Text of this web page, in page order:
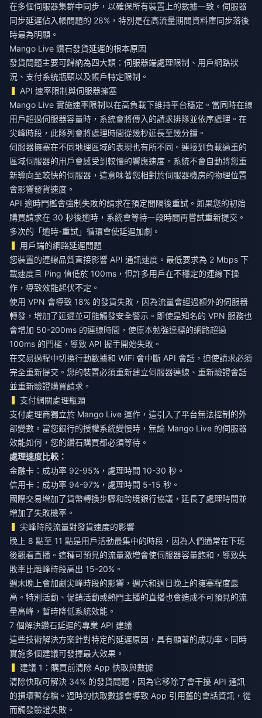
在多個伺服器集群中同步，以確保所有裝置上的數據一致。伺服器
同步延遲佔入帳問題的 28%，特別是在高流量期間資料庫同步落後
時最為明顯。
Mango Live 鑽石發貨延遲的根本原因
發貨問題主要可歸納為四大類：伺服器端處理限制、用戶網路狀
況、支付系統瓶頸以及帳戶特定限制。
API 速率限制與伺服器擁塞
Mango Live 實施速率限制以在高負載下維持平台穩定。當同時在線
用戶超過伺服器容量時，系統會將傳入的請求排隊並依序處理。在
尖峰時段，此隊列會將處理時間從幾秒延長至幾分鐘。
伺服器擁塞在不同地理區域的表現也有所不同。連接到負載過重的
區域伺服器的用戶會感受到較慢的響應速度。系統不會自動將您重
新導向至較快的伺服器，這意味著您相對於伺服器機房的物理位置
會影響發貨速度。
API 逾時門檻會強制失敗的請求在預定間隔後重試。如果您的初始
購買請求在 30 秒後逾時，系統會等待一段時間再嘗試重新提交。
多次的「逾時-重試」循環會使延遲加劇。
用戶端的網路延遲問題
您裝置的連線品質直接影響 API 通訊速度。最低要求為 2 Mbps 下
載速度且 Ping 值低於 100ms，但許多用戶在不穩定的連線下操
作，導致效能起伏不定。
使用 VPN 會導致 18% 的發貨失敗，因為流量會經過額外的伺服器
轉發，增加了延遲並可能觸發安全警示。即使是知名的 VPN 服務也
會增加 50-200ms 的連線時間，使原本勉強達標的網路超過
100ms 的門檻，導致 API 握手開始失敗。
在交易過程中切換行動數據和 WiFi 會中斷 API 會話，迫使請求必須
完全重新提交。您的裝置必須重新建立伺服器連線、重新驗證會話
並重新驗證購買請求。
支付網關處理瓶頸
支付處理商獨立於 Mango Live 運作，這引入了平台無法控制的外
部變數。當您銀行的授權系統變慢時，無論 Mango Live 的伺服器
效能如何，您的鑽石購買都必須等待。
處理速度比較：
金融卡：成功率 92-95%，處理時間 10-30 秒。
信用卡：成功率 94-97%，處理時間 5-15 秒。
國際交易增加了貨幣轉換步驟和跨境銀行協議，延長了處理時間並
增加了失敗機率。
尖峰時段流量對發貨速度的影響
晚上 8 點至 11 點是用戶活動最集中的時段，因為人們通常在下班
後觀看直播。這種可預見的流量激增會使伺服器容量飽和，導致失
敗率比離峰時段高出 15-20%。
週末晚上會加劇尖峰時段的影響，週六和週日晚上的擁塞程度最
高。特別活動、促銷活動或熱門主播的直播也會造成不可預見的流
量高峰，暫時降低系統效能。
7 個解決鑽石延遲的專業 API 建議
這些技術解決方案針對特定的延遲原因，具有顯著的成功率。同時
實施多個建議可發揮最大效果。
建議 1：購買前清除 App 快取與數據
清除快取可解決 34% 的發貨問題，因為它移除了會干擾 API 通訊
的損壞暫存檔。過時的快取數據會導致 App 引用舊的會話資訊，從
而觸發驗證失敗。